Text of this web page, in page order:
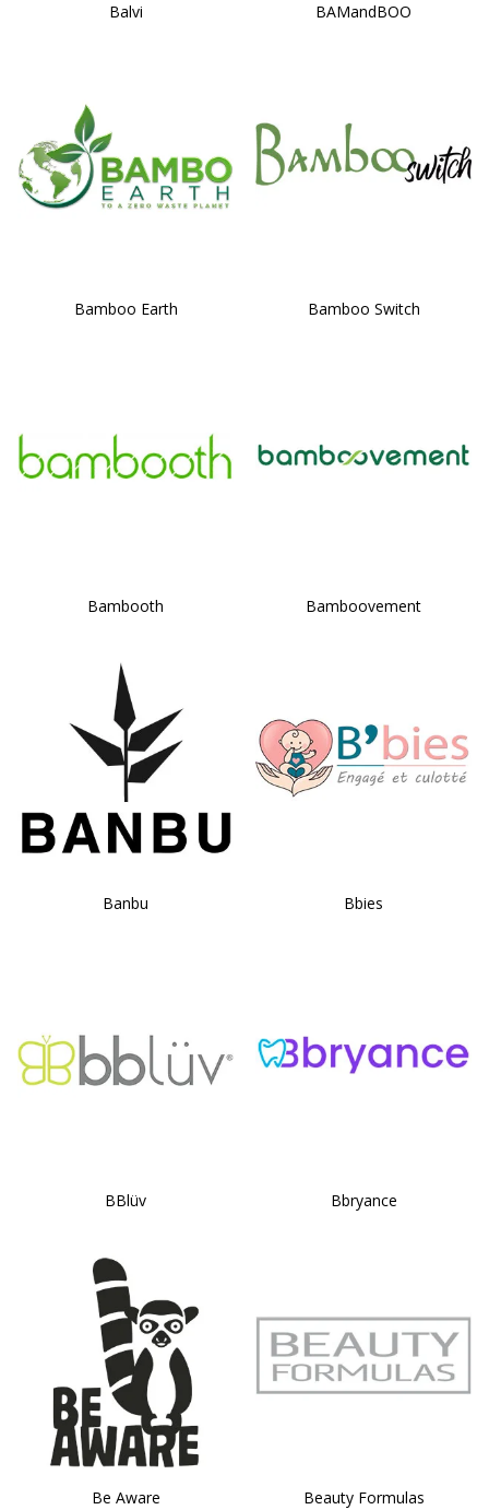
Balvi BAMandBOO
Bamboo Earth Bamboo Switch
Bambooth Bamboovement
Banbu Bbies
BBlüv Bbryance
Be Aware Beauty Formulas